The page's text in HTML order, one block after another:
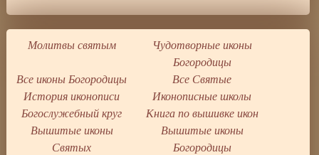
Молитвы святым
Чудотворные иконы
Богородицы
Все иконы Богородицы
Все Святые
История иконописи
Иконописные школы
Богослужебный круг
Книга по вышивке икон
Вышитые иконы
Святых
Вышитые иконы
Богородицы